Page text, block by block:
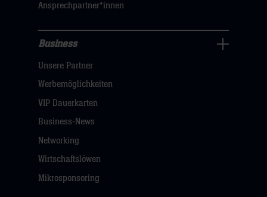
hier
Ansprechpartner*innen
Navigation
öffnen,
dann
klicken
Business
Unsere Partner
Werbemöglichkeiten
VIP Dauerkarten
Business-News
Networking
Wirtschaftslöwen
Mikrosponsoring